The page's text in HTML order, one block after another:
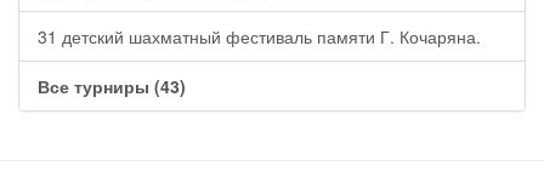
31 детский шахматный фестиваль памяти Г. Кочаряна.
Все турниры (43)